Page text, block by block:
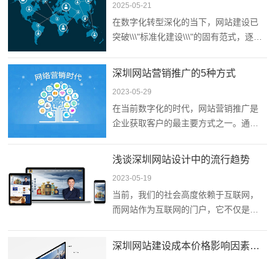
站建设价格的合理性考量以及如何进行
预算管理，帮助企业在网站建设过程中
做出明智的决策。
2025-05-21
在数字化转型深化的当下，网站建设已
突破\\\"标准化建设\\\"的固有范式，逐渐
技术生态的定制化系统工程。跨区域网
站建设在视觉呈现、信息架构、交互逻
辑及技术实现等维度均呈现显著差异
性，这种差异的形成机制既植根于语言
文化传统，更受区域市场成熟度、终端
深圳网站营销推广的5种方式
2023-05-29
在当前数字化的时代，网站营销推广是
企业获取客户的最主要方式之一。通过
名度，吸引客户的积极性以及提高销售
额。
浅谈深圳网站设计中的流行趋势
2023-05-19
当前，我们的社会高度依赖于互联网，
而网站作为互联网的门户，它不仅是一
户的最佳方式。因此，网站设计也成为
了每个企业、品牌最重要的宣传工具。
深圳网站建设成本价格影响因素有哪些？